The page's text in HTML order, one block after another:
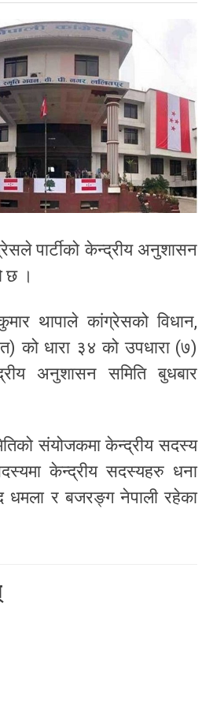
पार्टीको केन्द्रीय अनुशासन
छ ।
थापाले कांग्रेसको विधान,
को धारा ३४ को उपधारा (७)
अनुशासन समिति बुधबार
संयोजकमा केन्द्रीय सदस्य
केन्द्रीय सदस्यहरु धना
धमला र बजरङ्ग नेपाली रहेका